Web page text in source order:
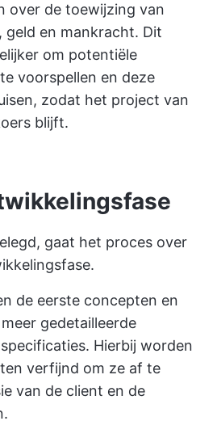
over de toewijzing van
geld en mankracht. Dit
om potentiële
voorspellen en deze
zodat het project van
blijft.
gaat het proces over
de eerste concepten en
gedetailleerde
Hierbij worden
verfijnd om ze af te
van de client en de